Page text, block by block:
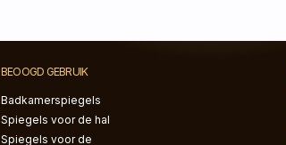
BEOOGD GEBRUIK
Badkamerspiegels
Spiegels voor de hal
Spiegels voor de